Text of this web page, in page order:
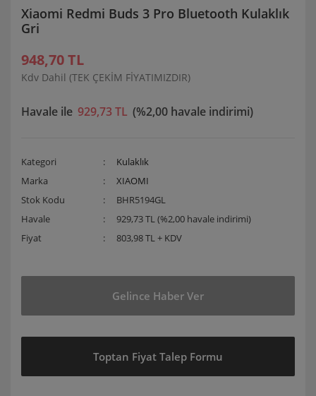
Xiaomi Redmi Buds 3 Pro Bluetooth Kulaklık
Gri
948,70 TL
Kdv Dahil (TEK ÇEKİM FİYATIMIZDIR)
Havale ile 929,73 TL (%2,00 havale indirimi)
Kategori
Kulaklık
Marka
XIAOMI
Stok Kodu
BHR5194GL
Havale
929,73 TL (%2,00 havale indirimi)
Fiyat
803,98 TL + KDV
Gelince Haber Ver
Toptan Fiyat Talep Formu